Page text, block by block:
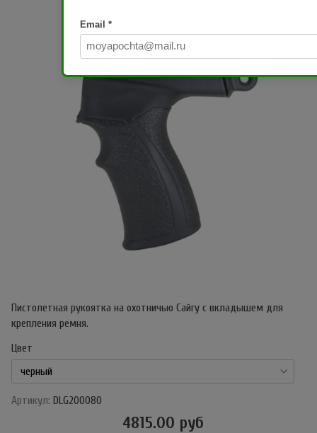
Пистолетная рукоятка на охотничью Сайгу с вкладышем для
крепления ремня.
Цвет
Артикул: DLG200080
4815.00 руб
Email *